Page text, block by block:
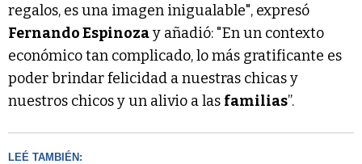
regalos, es una imagen inigualable", expresó
Fernando Espinozay añadió: "En un contexto
económico tan complicado, lo más gratificante es
poder brindar felicidad a nuestras chicas y
nuestros chicos y un alivio a las familias”.
LEÉ TAMBIÉN: